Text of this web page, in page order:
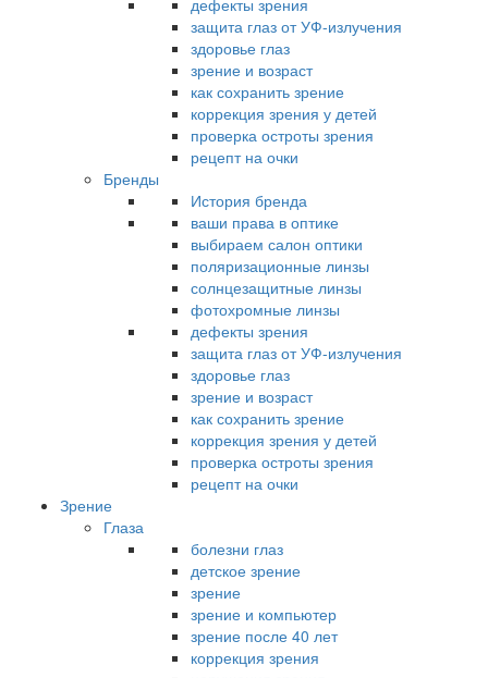
дефекты зрения
защита глаз от УФ-излучения
здоровье глаз
зрение и возраст
как сохранить зрение
коррекция зрения у детей
проверка остроты зрения
рецепт на очки
Бренды
История бренда
ваши права в оптике
выбираем салон оптики
поляризационные линзы
солнцезащитные линзы
фотохромные линзы
дефекты зрения
защита глаз от УФ-излучения
здоровье глаз
зрение и возраст
как сохранить зрение
коррекция зрения у детей
проверка остроты зрения
рецепт на очки
Зрение
Глаза
болезни глаз
детское зрение
зрение
зрение и компьютер
зрение после 40 лет
коррекция зрения